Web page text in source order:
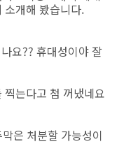
소개해 봤습니다.
요?? 휴대성이야 잘
찍는다고 첨 꺼냈네요
은 처분할 가능성이